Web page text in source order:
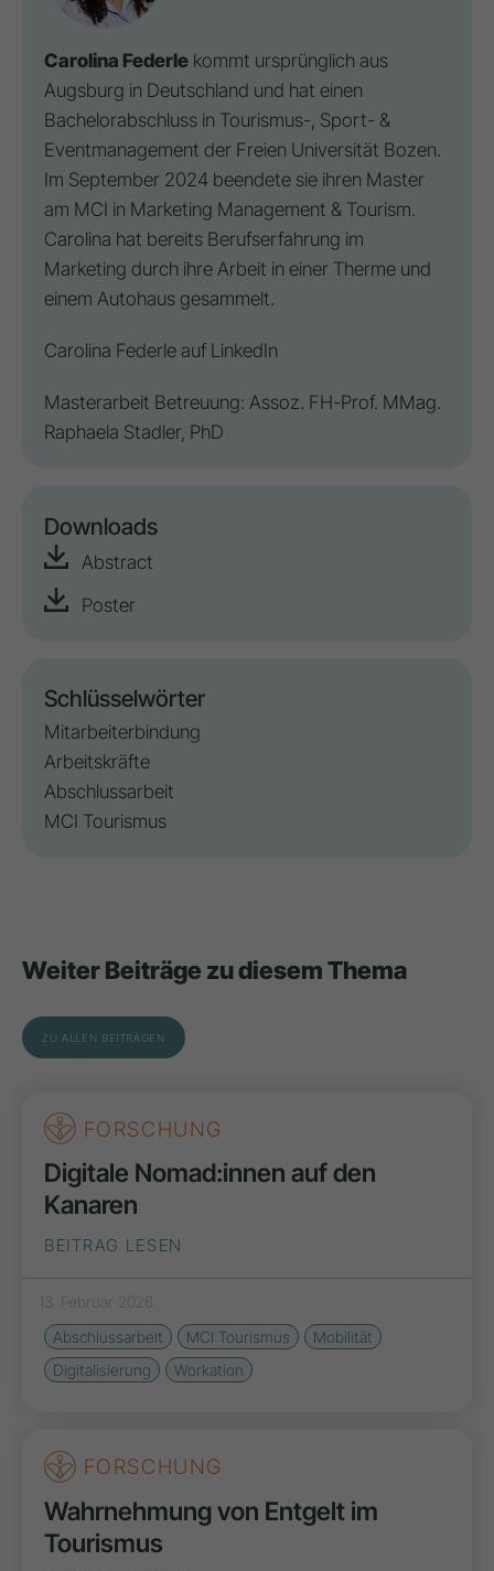
Carolina Federle kommt ursprünglich aus
Augsburg in Deutschland und hat einen
Bachelorabschluss in Tourismus-, Sport- &
Eventmanagement der Freien Universität Bozen.
Im September 2024 beendete sie ihren Master
am MCI in Marketing Management & Tourism.
Carolina hat bereits Berufserfahrung im
Marketing durch ihre Arbeit in einer Therme und
einem Autohaus gesammelt.
Carolina Federle auf LinkedIn
Masterarbeit Betreuung: Assoz. FH-Prof. MMag.
Raphaela Stadler, PhD
Downloads
Abstract
Poster
Schlüsselwörter
Mitarbeiterbindung
Arbeitskräfte
Abschlussarbeit
MCI Tourismus
Weiter Beiträge zu diesem Thema
ZU ALLEN BEITRÄGEN
FORSCHUNG
Digitale Nomad:innen auf den
Kanaren
BEITRAG LESEN
13. Februar 2026
Abschlussarbeit
MCI Tourismus
Mobilität
Digitalisierung
Workation
FORSCHUNG
Wahrnehmung von Entgelt im
Tourismus